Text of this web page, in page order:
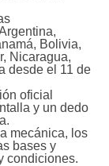
Bolivia,
Nicaragua,
desde el 11 de
oficial
y un dedo
mecánica, los
bases y
condiciones.